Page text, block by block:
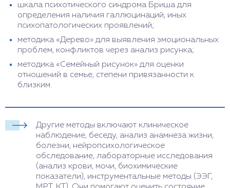
шкала психотического синдрома Бриша для
определения наличия галлюцинаций, иных
психопатологических проявлений;
методика «Дерево» для выявления эмоциональных
проблем, конфликтов через анализ рисунка;
методика «Семейный рисунок» для оценки
отношений в семье, степени привязанности к
близким.
Другие методы включают клиническое
наблюдение, беседу, анализ анамнеза жизни,
болезни, нейропсихологическое
обследование, лабораторные исследования
(анализ крови, мочи, биохимические
показатели), инструментальные методы (ЭЭГ,